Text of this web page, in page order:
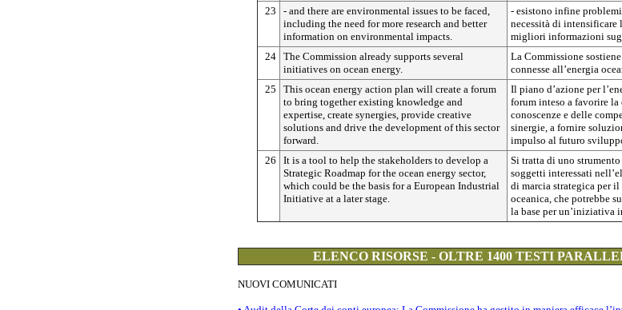
23
- and there are environmental issues to be faced,
including the need for more research and better
information on environmental impacts.
- esistono infine
necessità di intensificare
migliori informazioni
24 The Commission already supports several
initiatives on ocean energy.
La Commissione
connesse all’energia
25
This ocean energy action plan will create a forum
to bring together existing knowledge and
expertise, create synergies, provide creative
solutions and drive the development of this sector
forward.
Il piano d’azione per
forum inteso a favorire
conoscenze e delle
sinergie, a fornire
impulso al futuro
26
It is a tool to help the stakeholders to develop a
Strategic Roadmap for the ocean energy sector,
which could be the basis for a European Industrial
Initiative at a later stage.
Si tratta di uno
soggetti interessati
di marcia strategica per il
oceanica, che potrebbe
la base per un’iniziativa
ELENCO RISORSE - OLTRE 1400 TESTI
NUOVI COMUNICATI